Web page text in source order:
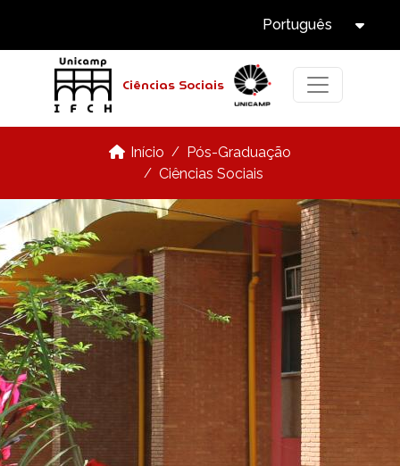
Select
Português
Ciências Sociais
Início
Pós-Graduação
Ciências Sociais